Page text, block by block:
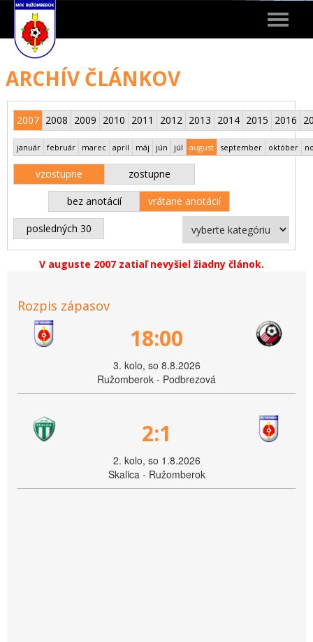
Toggle
ARCHÍV ČLÁNKOV
2007 2008 2009 2010 2011 2012 2013 2014 2015 2016
január február marec apríl máj jún júl august september október
vzostupne zostupne
bez anotácií vrátane anotácií
posledných 30
V auguste 2007 zatiaľ nevyšiel žiadny článok.
Rozpis zápasov
18:00
3. kolo, so 8.8.2026
Ružomberok - Podbrezová
2:1
2. kolo, so 1.8.2026
Skalica - Ružomberok